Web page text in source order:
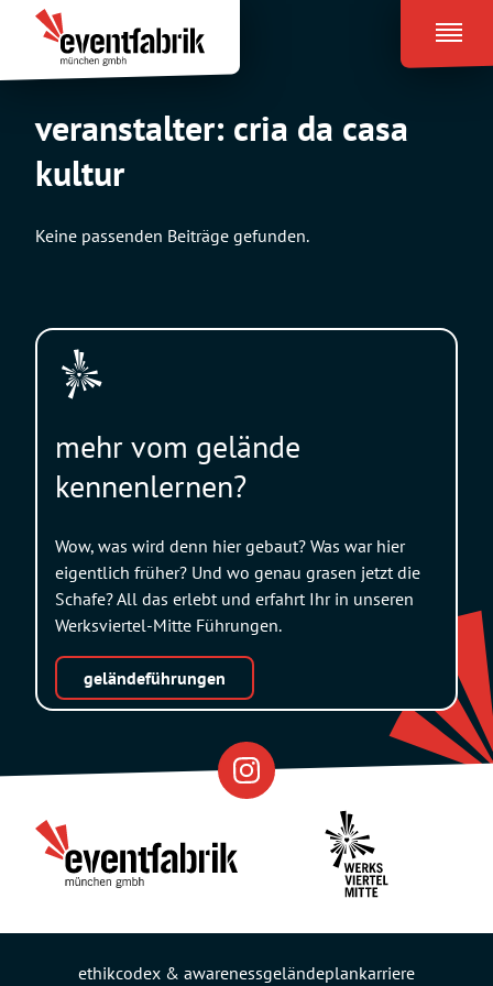
Inhalt
springen
Eventfabrik
München
veranstalter: cria da casa
kultur
Keine passenden Beiträge gefunden.
Partner
mehr vom gelände
kennenlernen?
Wow, was wird denn hier gebaut? Was war hier
eigentlich früher? Und wo genau grasen jetzt die
Schafe? All das erlebt und erfahrt Ihr in unseren
Werksviertel-Mitte Führungen.
geländeführungen
ethikcodex & awarenessgeländeplankarriere